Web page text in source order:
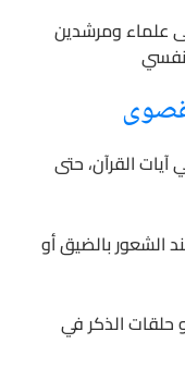
علماء ومرشدين
القرآن، حتى
الشعور بالضيق أو
حلقات الذكر في